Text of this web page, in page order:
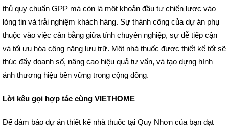
thủ quy chuẩn GPP mà còn là một khoản đầu tư chiến lược vào
lòng tin và trải nghiệm khách hàng. Sự thành công của dự án phụ
thuộc vào việc cân bằng giữa tính chuyên nghiệp, sự dễ tiếp cận
và tối ưu hóa công năng lưu trữ. Một nhà thuốc được thiết kế tốt sẽ
thúc đẩy doanh số, nâng cao hiệu quả tư vấn, và tạo dựng hình
ảnh thương hiệu bền vững trong cộng đồng.
Lời kêu gọi hợp tác cùng VIETHOME
Để đảm bảo dự án thiết kế nhà thuốc tại Quy Nhơn của bạn đạt